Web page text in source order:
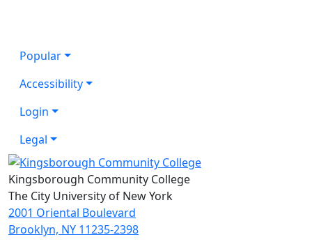
Popular
Accessibility
Login
Legal
Kingsborough Community College
The City University of New York
2001 Oriental Boulevard
Brooklyn, NY 11235-2398